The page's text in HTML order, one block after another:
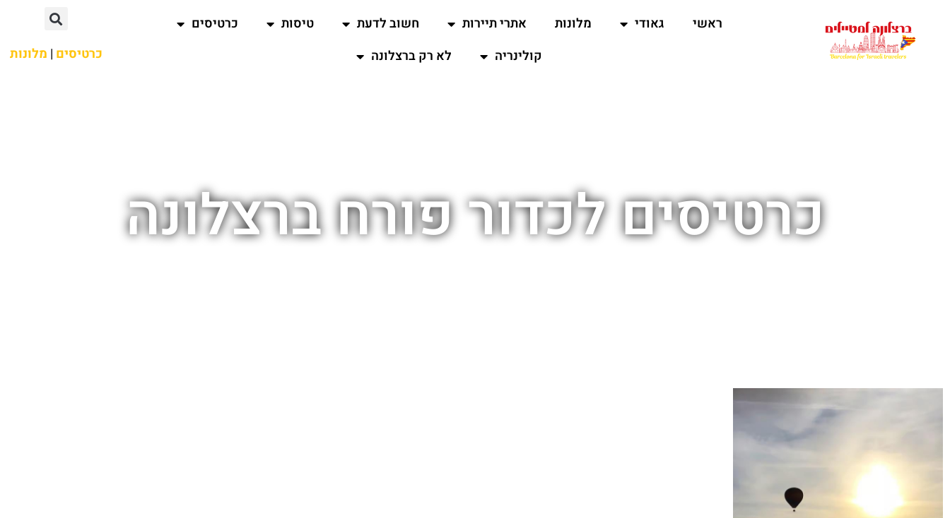
ראשי גאודי מלונות אתרי תיירות חשוב לדעת טיסות
כרטיסים
קולינריה
לא רק ברצלונה כרטיסים | מלונות
כרטיסים לכדור פורח ברצלונה